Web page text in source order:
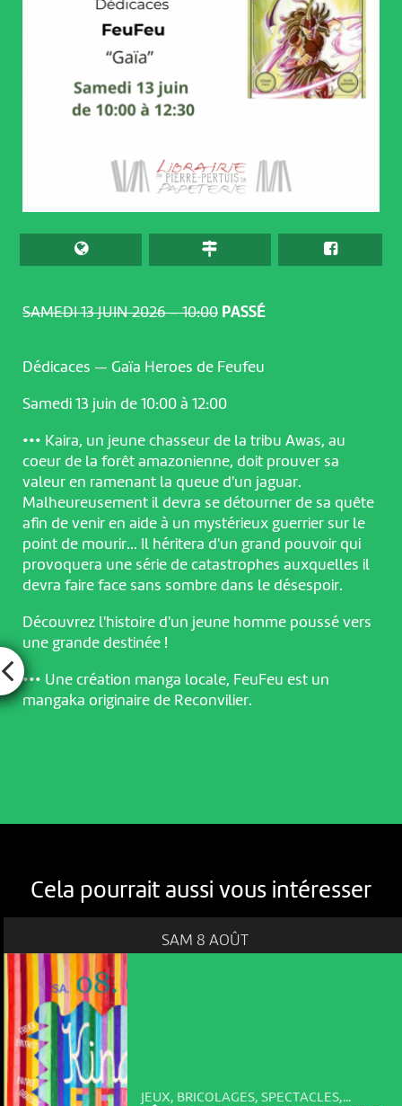
SAMEDI 13 JUIN 2026 – 10:00 PASSÉ
Dédicaces — Gaïa Heroes de Feufeu
Samedi 13 juin de 10:00 à 12:00
••• Kaira, un jeune chasseur de la tribu Awas, au
coeur de la forêt amazonienne, doit prouver sa
valeur en ramenant la queue d'un jaguar.
Malheureusement il devra se détourner de sa quête
afin de venir en aide à un mystérieux guerrier sur le
point de mourir... Il héritera d'un grand pouvoir qui
provoquera une série de catastrophes auxquelles il
devra faire face sans sombre dans le désespoir.
Découvrez l'histoire d'un jeune homme poussé vers
une grande destinée !
••• Une création manga locale, FeuFeu est un
mangaka originaire de Reconvilier.
Cela pourrait aussi vous intéresser
SAM 8 AOÛT
JEUX, BRICOLAGES, SPECTACLES,...